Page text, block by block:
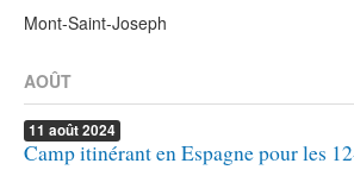
Mont-Saint-Joseph
AOÛT
11 août2024
Camp itinérant en Espagne pour les